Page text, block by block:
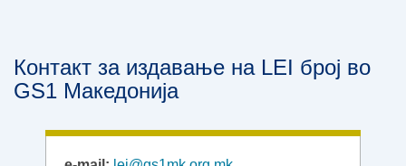
Контакт за издавање на LEI број во
GS1 Македонија